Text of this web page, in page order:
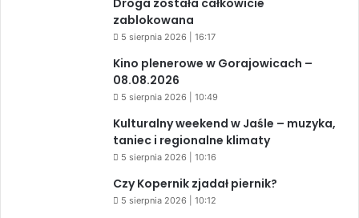
Droga została całkowicie
zablokowana
5 sierpnia 2026 | 16:17
Kino plenerowe w Gorajowicach –
08.08.2026
5 sierpnia 2026 | 10:49
Kulturalny weekend w Jaśle – muzyka,
taniec i regionalne klimaty
5 sierpnia 2026 | 10:16
Czy Kopernik zjadał piernik?
5 sierpnia 2026 | 10:12